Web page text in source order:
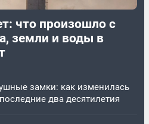
что произошло с
земли и воды в
замки: как изменилась
два десятилетия